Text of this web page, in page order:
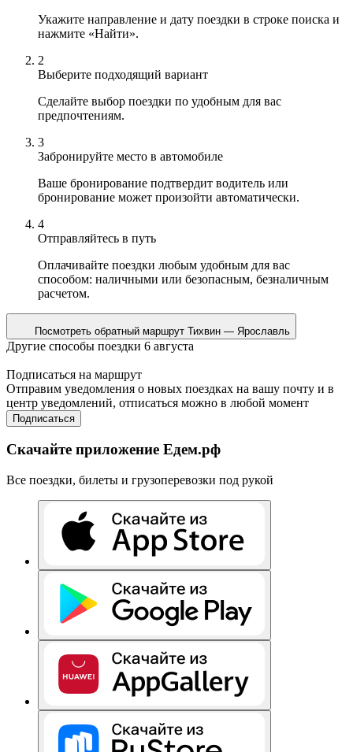
Укажите направление и дату поездки в строке поиска и
нажмите «Найти».
2
Выберите подходящий вариант
Сделайте выбор поездки по удобным для вас
предпочтениям.
3
Забронируйте место в автомобиле
Ваше бронирование подтвердит водитель или
бронирование может произойти автоматически.
4
Отправляйтесь в путь
Оплачивайте поездки любым удобным для вас
способом: наличными или безопасным, безналичным
расчетом.
Посмотреть обратный маршрут Тихвин — Ярославль
Другие способы поездки 6 августа
Подписаться на маршрут
Отправим уведомления о новых поездках на вашу почту и в
центр уведомлений, отписаться можно в любой момент
Подписаться
Скачайте приложение Едем.рф
Все поездки, билеты и грузоперевозки под рукой